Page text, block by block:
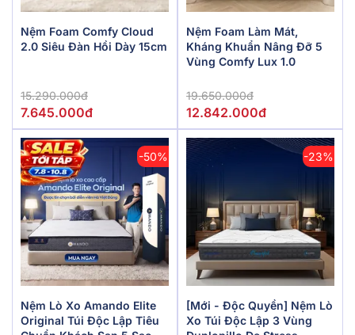
Nệm Foam Comfy Cloud
2.0 Siêu Đàn Hồi Dày 15cm
15.290.000đ
7.645.000đ
Nệm Foam Làm Mát,
Kháng Khuẩn Nâng Đỡ 5
Vùng Comfy Lux 1.0
19.650.000đ
12.842.000đ
-50%
Nệm Lò Xo Amando Elite
Original Túi Độc Lập Tiêu
-23%
[Mới - Độc Quyền] Nệm Lò
Xo Túi Độc Lập 3 Vùng